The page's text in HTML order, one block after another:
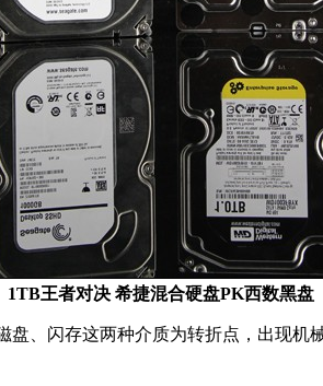
1TB王者对决 希捷混合硬盘PK西数黑盘
、闪存这两种介质为转折点，出现机